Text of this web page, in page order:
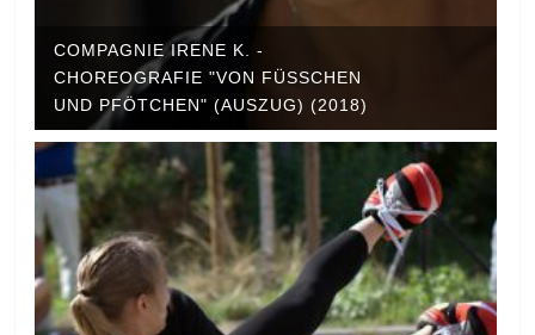
COMPAGNIE IRENE K. -
CHOREOGRAFIE "VON FÜSSCHEN U
ND PFÖTCHEN" (AUSZUG) (2018)